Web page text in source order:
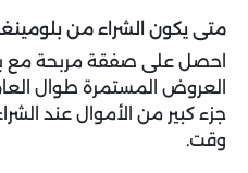
متى يكون الشراء من
احصل على صفقة مربحة مع
العروض المستمرة طوال
جزء كبير من الأموال عند
وقت.